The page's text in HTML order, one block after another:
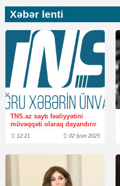
Xəbər lenti
TNS.az saytı fəaliyyətini
müvəqqəti olaraq dayandırır
12:21 02 İyun 2025